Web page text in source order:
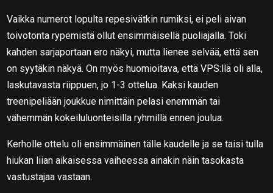
Vaikka numerot lopulta repesivätkin rumiksi, ei peli aivan
toivotonta rypemistä ollut ensimmäisellä puoliajalla. Toki
kahden sarjaportaan ero näkyi, mutta lienee selvää, että sen
on syytäkin näkyä. On myös huomioitava, että VPS:llä oli alla,
laskutavasta riippuen, jo 1-3 ottelua. Kaksi kauden
treenipeliään joukkue nimittäin pelasi enemmän tai
vähemmän kokeiluluonteisilla ryhmillä ennen joulua.
Kerholle ottelu oli ensimmäinen tälle kaudelle ja se taisi tulla
hiukan liian aikaisessa vaiheessa ainakin näin tasokasta
vastustajaa vastaan.